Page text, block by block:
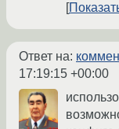
Ответ на:
17:19:15 +00:00